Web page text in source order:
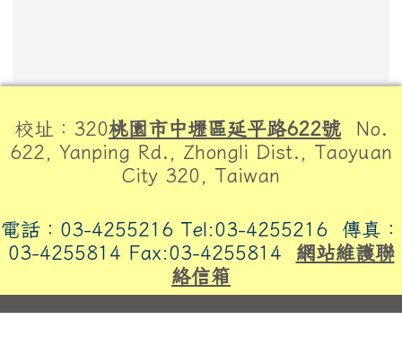
校址：320桃園市中壢區延平路622號 No.
622, Yanping Rd., Zhongli Dist., Taoyuan
City 320, Taiwan
電話：03-4255216 Tel:03-4255216 傳真：
03-4255814 Fax:03-4255814 網站維護聯
絡信箱